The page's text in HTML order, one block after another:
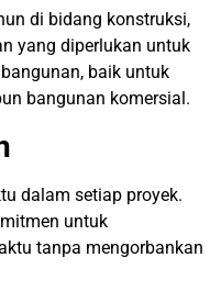
di bidang konstruksi,
yang diperlukan untuk
baik untuk
bangunan komersial.
dalam setiap proyek.
untuk
tanpa mengorbankan